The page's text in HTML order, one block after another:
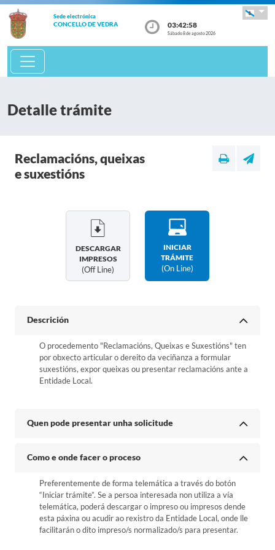
Sede electrónica
CONCELLO DE VEDRA 03:42:59
Sábado 8 de agosto 2026
Detalle trámite
Reclamacións, queixas
e suxestións
DESCARGAR
IMPRESOS
(off Line)
INICIAR
TRÁMITE
(on Line)
Descrición
O procedemento "Reclamacións, Queixas e Suxestións" ten
por obxecto articular o dereito da veciñanza a formular
suxestións, expor queixas ou presentar reclamacións ante a
Entidade Local.
Quen pode presentar unha solicitude
Como e onde facer o proceso
Preferentemente de forma telemática a través do botón
“Iniciar trámite”. Se a persoa interesada non utiliza a vía
telemática, poderá descargar o impreso ou impresos dende
esta páxina ou acudir ao rexistro da Entidade Local, onde lle
facilitarán o dito impreso/s normalizado/s para presentar.